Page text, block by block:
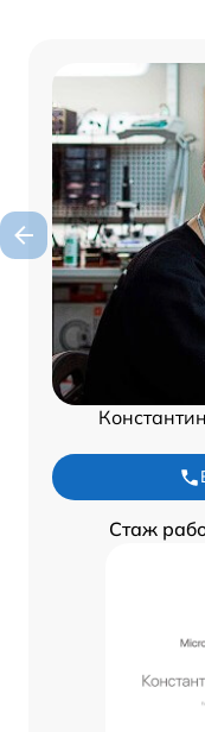
Стаж